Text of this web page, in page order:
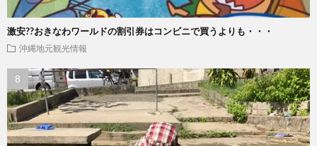
激安??おきなわワールドの割引券はコンビニで買うよりも・・・
沖縄地元観光情報